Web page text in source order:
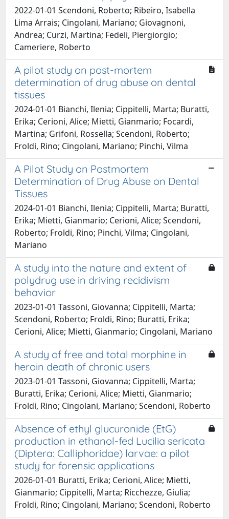
2022-01-01 Scendoni, Roberto; Ribeiro, Isabella
Lima Arrais; Cingolani, Mariano; Giovagnoni,
Andrea; Curzi, Martina; Fedeli, Piergiorgio;
Cameriere, Roberto
A pilot study on post-mortem
determination of drug abuse on dental
tissues
2024-01-01 Bianchi, Ilenia; Cippitelli, Marta; Buratti,
Erika; Cerioni, Alice; Mietti, Gianmario; Focardi,
Martina; Grifoni, Rossella; Scendoni, Roberto;
Froldi, Rino; Cingolani, Mariano; Pinchi, Vilma
A Pilot Study on Postmortem
Determination of Drug Abuse on Dental
Tissues
2024-01-01 Bianchi, Ilenia; Cippitelli, Marta; Buratti,
Erika; Mietti, Gianmario; Cerioni, Alice; Scendoni,
Roberto; Froldi, Rino; Pinchi, Vilma; Cingolani,
Mariano
A study into the nature and extent of
polydrug use in driving recidivism
behavior
2023-01-01 Tassoni, Giovanna; Cippitelli, Marta;
Scendoni, Roberto; Froldi, Rino; Buratti, Erika;
Cerioni, Alice; Mietti, Gianmario; Cingolani, Mariano
A study of free and total morphine in
heroin death of chronic users
2023-01-01 Tassoni, Giovanna; Cippitelli, Marta;
Buratti, Erika; Cerioni, Alice; Mietti, Gianmario;
Froldi, Rino; Cingolani, Mariano; Scendoni, Roberto
Absence of ethyl glucuronide (EtG)
production in ethanol-fed Lucilia sericata
(Diptera: Calliphoridae) larvae: a pilot
study for forensic applications
2026-01-01 Buratti, Erika; Cerioni, Alice; Mietti,
Gianmario; Cippitelli, Marta; Ricchezze, Giulia;
Froldi, Rino; Cingolani, Mariano; Scendoni, Roberto